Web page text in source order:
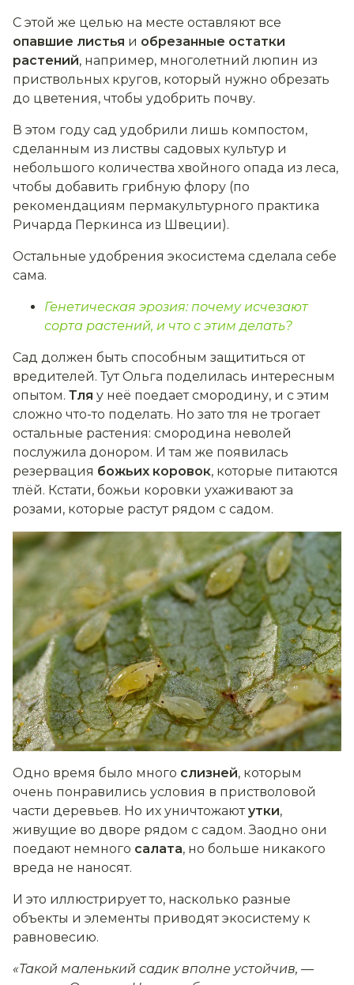
С этой же целью на месте оставляют все
опавшие листья и обрезанные остатки
растений, например, многолетний люпин из
приствольных кругов, который нужно обрезать
до цветения, чтобы удобрить почву.
В этом году сад удобрили лишь компостом,
сделанным из листвы садовых культур и
небольшого количества хвойного опада из леса,
чтобы добавить грибную флору (по
рекомендациям пермакультурного практика
Ричарда Перкинса из Швеции).
Остальные удобрения экосистема сделала себе
сама.
Генетическая эрозия: почему исчезают
сорта растений, и что с этим делать?
Сад должен быть способным защититься от
вредителей. Тут Ольга поделилась интересным
опытом. Тля у неё поедает смородину, и с этим
сложно что-то поделать. Но зато тля не трогает
остальные растения: смородина неволей
послужила донором. И там же появилась
резервация божьих коровок, которые питаются
тлёй. Кстати, божьи коровки ухаживают за
розами, которые растут рядом с садом.
Одно время было много слизней, которым
очень понравились условия в пристволовой
части деревьев. Но их уничтожаютутки,
живущие во дворе рядом с садом. Заодно они
поедают немного салата, но больше никакого
вреда не наносят.
И это иллюстрирует то, насколько разные
объекты и элементы приводят экосистему к
равновесию.
«Такой маленький садик вполне устойчив, —